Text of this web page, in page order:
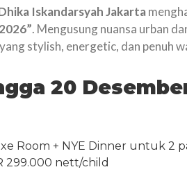
Iskandarsyah Jakarta
. Mengusung nuansa urban
stylish, energetic, dan penuh
20
Room + NYE Dinner untuk 2
299.000 nett/child